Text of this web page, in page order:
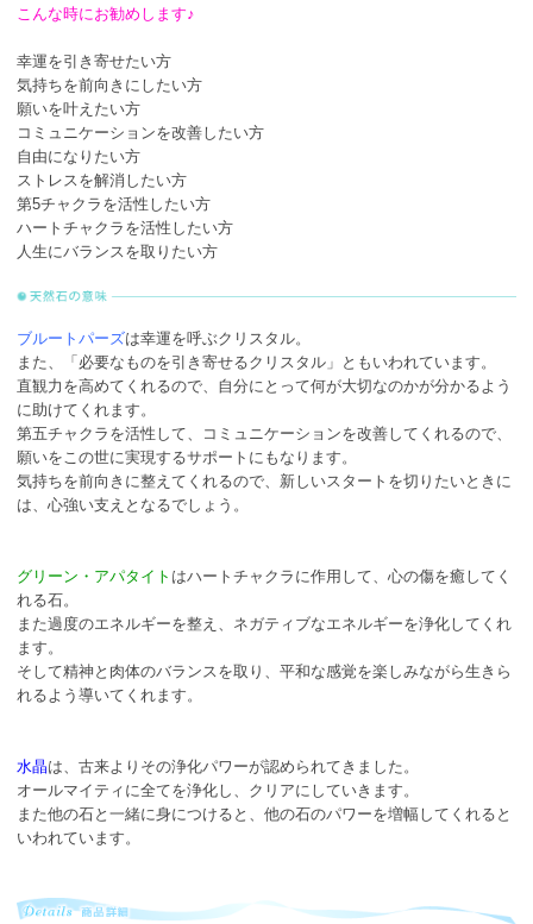
こんな時にお勧めします♪
幸運を引き寄せたい方
気持ちを前向きにしたい方
願いを叶えたい方
コミュニケーションを改善したい方
自由になりたい方
ストレスを解消したい方
第5チャクラを活性したい方
ハートチャクラを活性したい方
人生にバランスを取りたい方
ブルートパーズは幸運を呼ぶクリスタル。
また、「必要なものを引き寄せるクリスタル」ともいわれています。
直観力を高めてくれるので、自分にとって何が大切なのかが分かるよう
に助けてくれます。
第五チャクラを活性して、コミュニケーションを改善してくれるので、
願いをこの世に実現するサポートにもなります。
気持ちを前向きに整えてくれるので、新しいスタートを切りたいときに
は、心強い支えとなるでしょう。
グリーン・アパタイト はハートチャクラに作用して、心の傷を癒してく
れる石。
また過度のエネルギーを整え、ネガティブなエネルギーを浄化してくれ
ます。
そして精神と肉体のバランスを取り、平和な感覚を楽しみながら生きら
れるよう導いてくれます。
水晶は、古来よりその浄化パワーが認められてきました。
オールマイティに全てを浄化し、クリアにしていきます。
また他の石と一緒に身につけると、他の石のパワーを増幅してくれると
いわれています。